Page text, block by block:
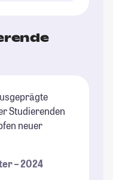
Studierenden
neuer
– 2024